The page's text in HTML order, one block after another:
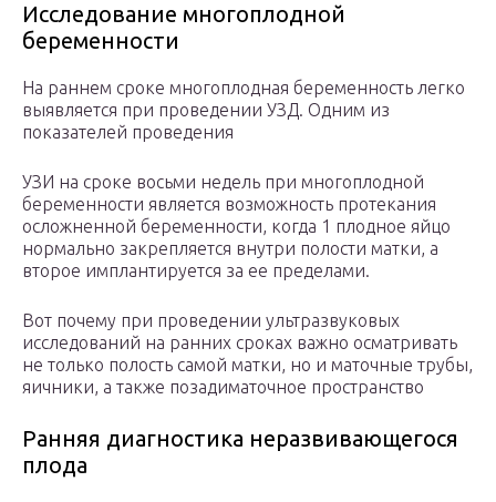
Исследование многоплодной
беременности
На раннем сроке многоплодная беременность легко
выявляется при проведении УЗД. Одним из
показателей проведения
УЗИ на сроке восьми недель при многоплодной
беременности является возможность протекания
осложненной беременности, когда 1 плодное яйцо
нормально закрепляется внутри полости матки, а
второе имплантируется за ее пределами.
Вот почему при проведении ультразвуковых
исследований на ранних сроках важно осматривать
не только полость самой матки, но и маточные трубы,
яичники, а также позадиматочное пространство
Ранняя диагностика неразвивающегося
плода